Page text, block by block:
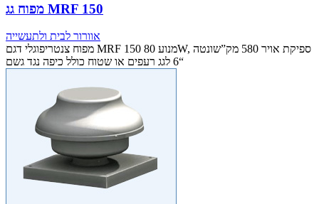
מפוח גג MRF 150
אוורור לבית ולתעשייה
מפוח צנטריפוגלי דגם MRF 150 מנוע 80W, ספיקת אויר 580 מק”שונטה
“6 לגג רעפים או שטוח כולל כיפה נגד גשם